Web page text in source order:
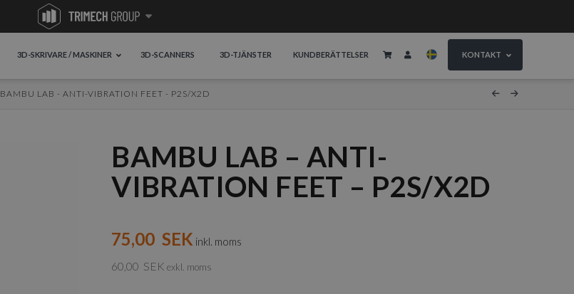
3D-SKRIVARE / MASKINER 3D-SCANNERS 3D-TJÄNSTER KUNDBERÄTTELSER KONTAKT
BAMBU LAB - ANTI-VIBRATION FEET - P2S/X2D
BAMBU LAB – ANTI-
VIBRATION FEET – P2S/X2D
75,00 SEK inkl. moms
60,00 SEK exkl. moms